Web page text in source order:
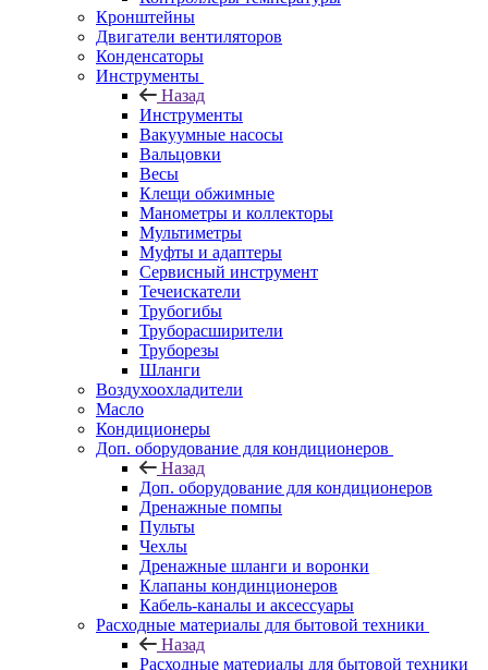
Кронштейны
Двигатели вентиляторов
Конденсаторы
Инструменты
Назад
Инструменты
Вакуумные насосы
Вальцовки
Весы
Клещи обжимные
Манометры и коллекторы
Мультиметры
Муфты и адаптеры
Сервисный инструмент
Течеискатели
Трубогибы
Труборасширители
Труборезы
Шланги
Воздухоохладители
Масло
Кондиционеры
Доп. оборудование для кондиционеров
Назад
Доп. оборудование для кондиционеров
Дренажные помпы
Пульты
Чехлы
Дренажные шланги и воронки
Клапаны кондинционеров
Кабель-каналы и аксессуары
Расходные материалы для бытовой техники
Назад
Расходные материалы для бытовой техники